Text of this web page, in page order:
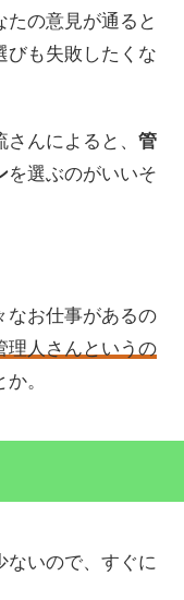
の意見が通ると
びも失敗したくな
んによると、 管
を選ぶのがいいそ
なお仕事があるの
理人さんというの
。
ないので、すぐに